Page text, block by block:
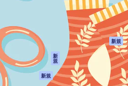
トックコンテン
ツ
Claude/ChatGPT
向けMCP
新
規
エージェント 新規
利用規約
プライバシーポ
シー
オリジナル 新規
クッキーポリシ
トラストセンター
アフィリエイト